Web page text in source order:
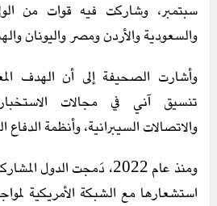
سبتمبر، وشاركت فيه قوات من
والسعودية والأردن ومصر واليونان
وأشارت الصحيفة إلى أن الهدف
تنسيق آني في مجالات
والاتصالات السيبرانية، وأنظمة
ومنذ عام 2022، دَمجت الدول
استشعارها مع الشبكة الأمريكية